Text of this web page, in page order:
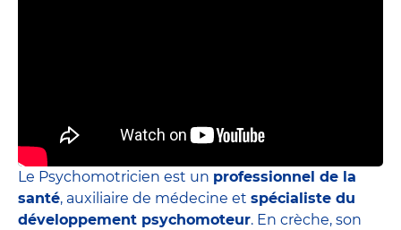
Le Psychomotricien est un professionnel de la
santé, auxiliaire de médecine et spécialiste du
développement psychomoteur. En crèche, son